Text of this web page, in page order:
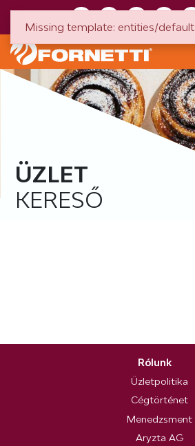
ÜZLET
KERESŐ
Rólunk
Üzletpolitika
Cégtörténet
Menedzsment
Aryzta AG
Missing template: entities/default